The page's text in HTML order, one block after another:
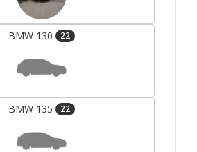
BMW 130 22
BMW 135 22